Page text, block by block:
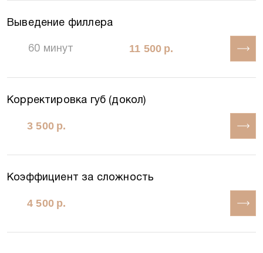
Выведение филлера
60 минут 11 500 р.
Корректировка губ (докол)
3 500 р.
Коэффициент за сложность
4 500 р.